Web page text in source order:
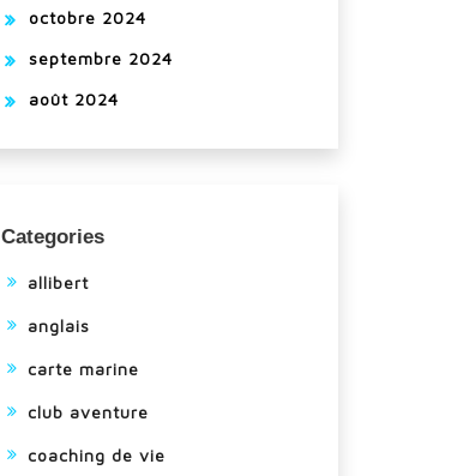
octobre 2024
septembre 2024
août 2024
Categories
allibert
anglais
carte marine
club aventure
coaching de vie